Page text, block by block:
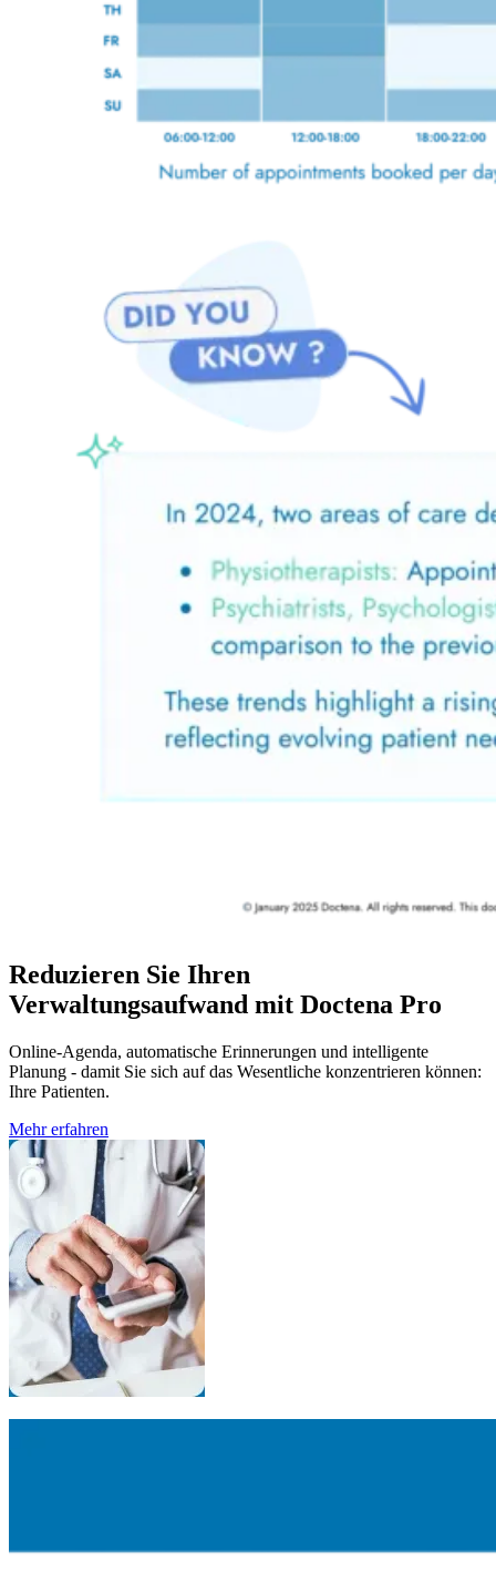
Reduzieren Sie Ihren
Verwaltungsaufwand mit Doctena Pro
Online-Agenda, automatische Erinnerungen und intelligente
Planung - damit Sie sich auf das Wesentliche konzentrieren können:
Ihre Patienten.
Mehr erfahren